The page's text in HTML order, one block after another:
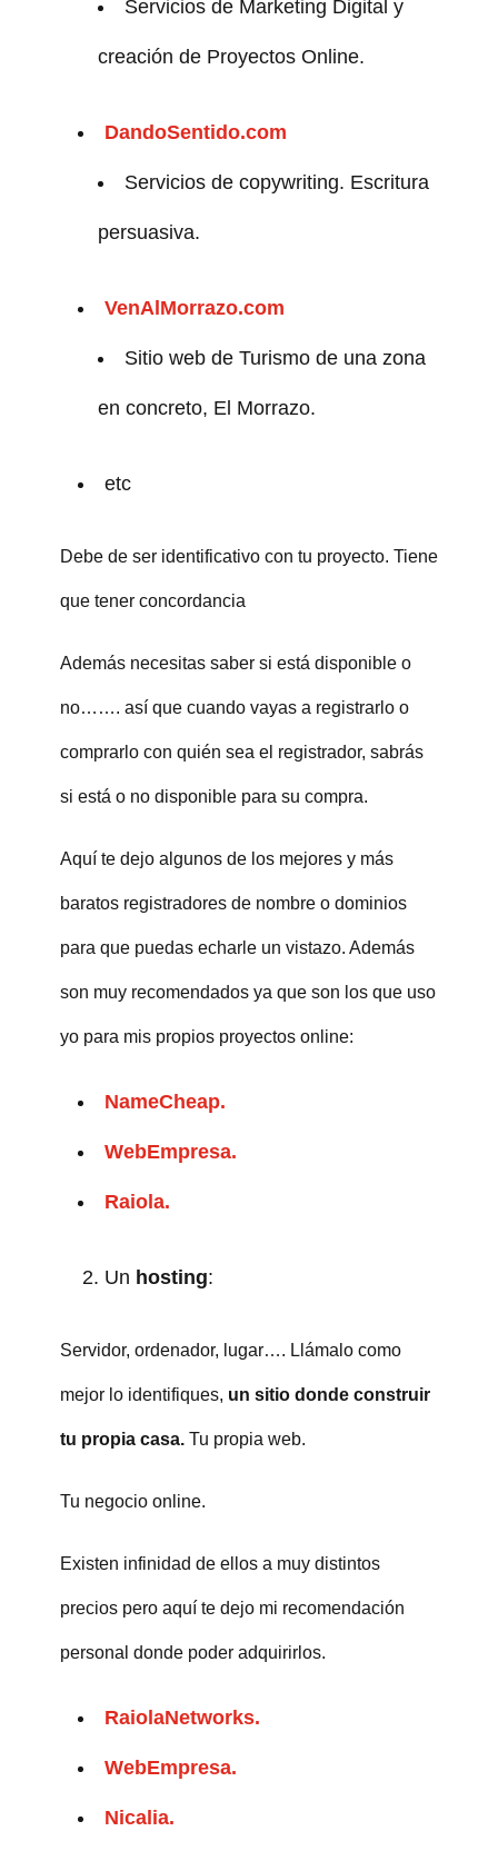
Servicios de Marketing Digital y
creación de Proyectos Online.
DandoSentido.com
Servicios de copywriting. Escritura
persuasiva.
VenAlMorrazo.com
Sitio web de Turismo de una zona
en concreto, El Morrazo.
etc
Debe de ser identificativo con tu proyecto. Tiene
que tener concordancia
Además necesitas saber si está disponible o
no……. así que cuando vayas a registrarlo o
comprarlo con quién sea el registrador, sabrás
si está o no disponible para su compra.
Aquí te dejo algunos de los mejores y más
baratos registradores de nombre o dominios
para que puedas echarle un vistazo. Además
son muy recomendados ya que son los que uso
yo para mis propios proyectos online:
NameCheap.
WebEmpresa.
Raiola.
Un hosting:
Servidor, ordenador, lugar…. Llámalo como
mejor lo identifiques, un sitio donde construir
tu propia casa.Tu propia web.
Tu negocio online.
Existen infinidad de ellos a muy distintos
precios pero aquí te dejo mi recomendación
personal donde poder adquirirlos.
RaiolaNetworks.
WebEmpresa.
Nicalia.